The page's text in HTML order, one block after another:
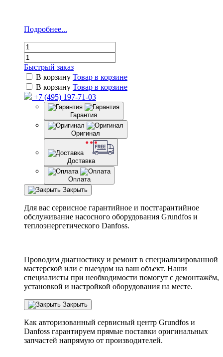
Подробнее...
Быстрый заказ
В корзину Товар в корзине
В корзину Товар в корзине
+7 (495) 197-71-03
Гарантия
Оригинал
Доставка
Оплата
Закрыть
Для вас сервисное гарантийное и постгарантийное
обслуживание насосного оборудования Grundfos и
теплоэнергетического Danfoss.
Проводим диагностику и ремонт в специализированной
мастерской или с выездом на ваш объект. Наши
специалисты при необходимости помогут с демонтажём,
установкой и настройкой оборудования на месте.
Закрыть
Как авторизованный сервисный центр Grundfos и
Danfoss гарантируем прямые поставки оригинальных
запчастей напрямую от производителей.